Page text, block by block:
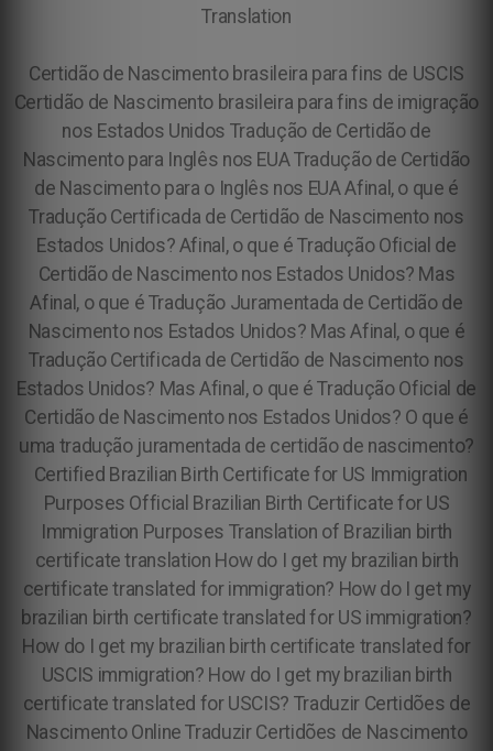
Translation
Certidão de Nascimento brasileira para fins de USCIS
Certidão de Nascimento brasileira para fins de imigração
nos Estados Unidos Tradução de Certidão de
Nascimento para Inglês nos EUA Tradução de Certidão
de Nascimento para o Inglês nos EUA Afinal, o que é
Tradução Certificada de Certidão de Nascimento nos
Estados Unidos? Afinal, o que é Tradução Oficial de
Certidão de Nascimento nos Estados Unidos? Mas
Afinal, o que é Tradução Juramentada de Certidão de
Nascimento nos Estados Unidos? Mas Afinal, o que é
Tradução Certificada de Certidão de Nascimento nos
Estados Unidos? Mas Afinal, o que é Tradução Oficial de
Certidão de Nascimento nos Estados Unidos? O que é
uma tradução juramentada de certidão de nascimento?
Certified Brazilian Birth Certificate for US Immigration
Purposes Official Brazilian Birth Certificate for US
Immigration Purposes Translation of Brazilian birth
certificate translation How do I get my brazilian birth
certificate translated for immigration? How do I get my
brazilian birth certificate translated for US immigration?
How do I get my brazilian birth certificate translated for
USCIS immigration? How do I get my brazilian birth
certificate translated for USCIS? Traduzir Certidões de
Nascimento Online Traduzir Certidões de Nascimento